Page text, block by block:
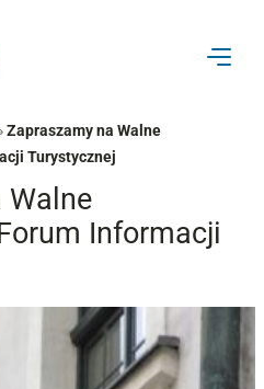
Zapraszamy na Walne
Turystycznej
Walne
Informacji